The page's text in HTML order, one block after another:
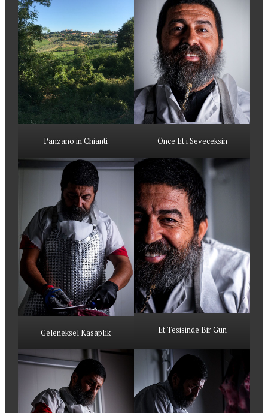
Panzano in Chianti Önce Et'i Seveceksin
Geleneksel Kasaplık Et Tesisinde Bir Gün